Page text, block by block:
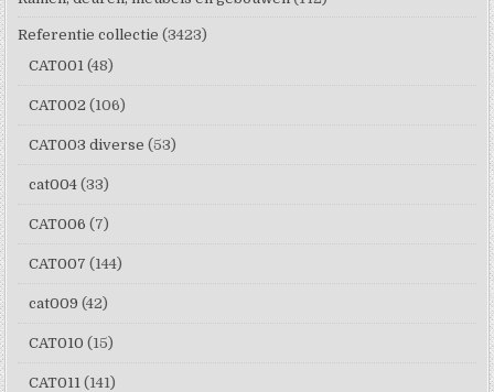
Referentie collectie (3423)
CAT001 (48)
CAT002 (106)
CAT003 diverse (53)
cat004 (33)
CAT006 (7)
CAT007 (144)
cat009 (42)
CAT010 (15)
CAT011 (141)